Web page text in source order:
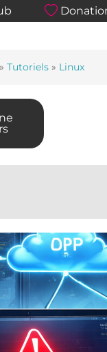
» Tutoriels » Linux